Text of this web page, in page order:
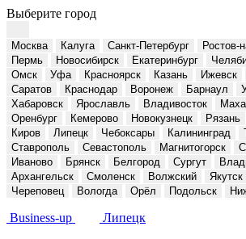
Выберите город
Москва Калуга Санкт-Петербург Ростов-
Пермь
Новосибирск Екатеринбург
Омск
Уфа Красноярск Казань Ижевск
Саратов
Краснодар Воронеж Барнаул
Хабаровск
Ярославль Владивосток
Оренбург
Кемерово Новокузнецк Рязань
Киров
Липецк Чебоксары Калининград
Ставрополь
Севастополь Магнитогорск
Иваново
Брянск Белгород Сургут
Архангельск
Смоленск Волжский Якутск
Череповец
Вологда Орёл Подольск
Business-up Липецк